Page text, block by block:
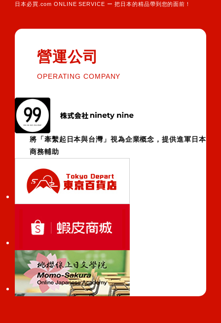
日本必買.com ONLINE SERVICE ー 把日本的精品帶到您的面前！
營運公司
OPERATING COMPANY
將「牽繫起日本與台灣」視為企業概念，提供進軍日本
商務輔助